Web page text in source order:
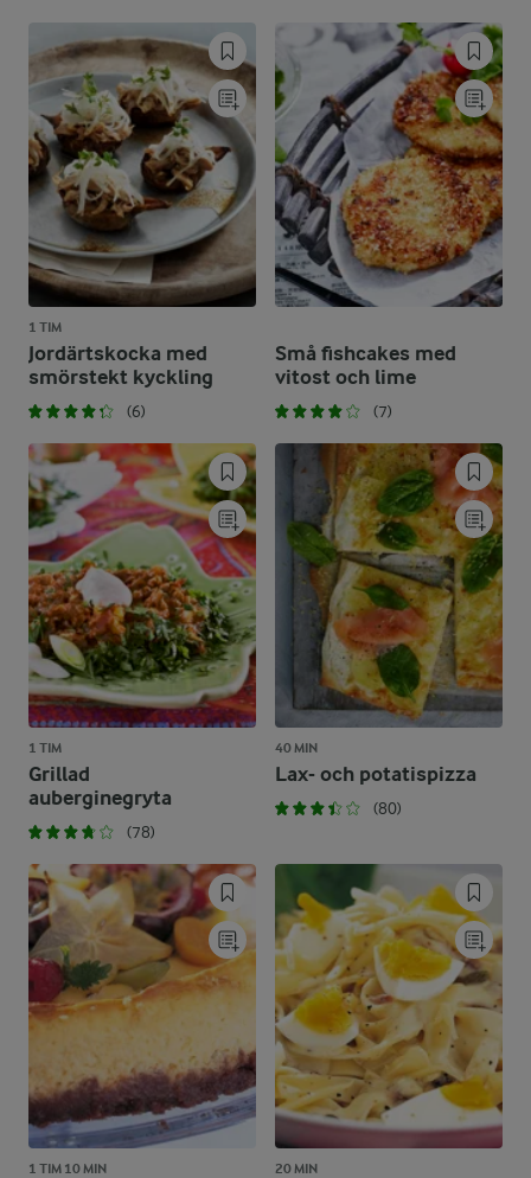
1 TIM
Jordärtskocka med
smörstekt kyckling
(6)
Små fishcakes med
vitost och lime
(7)
1 TIM
Grillad
auberginegryta
(78)
40 MIN
Lax- och potatispizza
(80)
1 TIM 10 MIN 20 MIN